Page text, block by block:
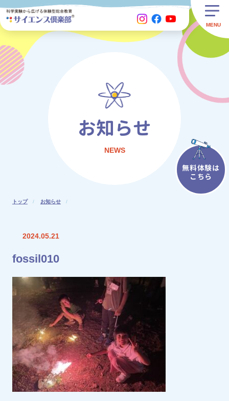
無料体験は
こちら
お知らせ
NEWS
トップ お知らせ
2024.05.21
fossil010